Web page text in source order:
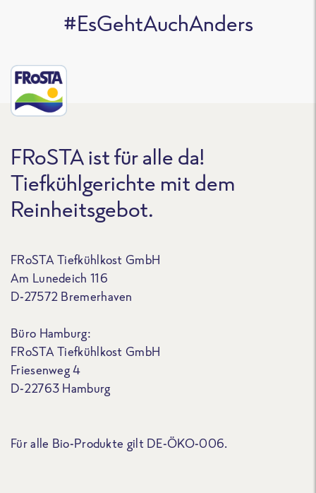
#EsGehtAuchAnders
FRoSTA ist für alle da!
Tiefkühlgerichte mit dem
Reinheitsgebot.
FRoSTA Tiefkühlkost GmbH
Am Lunedeich 116
D-27572 Bremerhaven
Büro Hamburg:
FRoSTA Tiefkühlkost GmbH
Friesenweg 4
D-22763 Hamburg
Für alle Bio-Produkte gilt DE-ÖKO-006.